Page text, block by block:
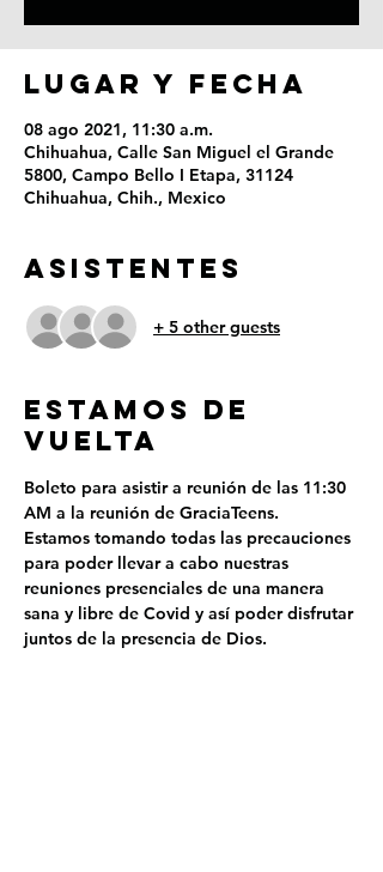
LUGAR Y FECHA
08 ago 2021, 11:30 a.m.
Chihuahua, Calle San Miguel el Grande
5800, Campo Bello I Etapa, 31124
Chihuahua, Chih., Mexico
ASISTENTES
+ 5 other guests
ESTAMOS DE
VUELTA
Boleto para asistir a reunión de las 11:30
AM a la reunión de GraciaTeens.
Estamos tomando todas las precauciones
para poder llevar a cabo nuestras
reuniones presenciales de una manera
sana y libre de Covid y así poder disfrutar
juntos de la presencia de Dios.